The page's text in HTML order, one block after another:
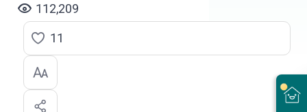
尋
112,209
點
選
喜
11